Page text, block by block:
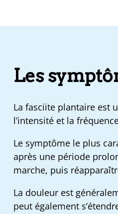
Les
La fasciite plantaire est
l’intensité et la
Le symptôme le plus
après une période
marche, puis
La douleur est
peut également